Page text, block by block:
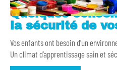
Quelques
la sécurité de
Vos enfants ont besoin d’un
Un climat d’apprentissage sain et